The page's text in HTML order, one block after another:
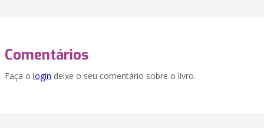
Comentários
Faça o login deixe o seu comentário sobre o livro.